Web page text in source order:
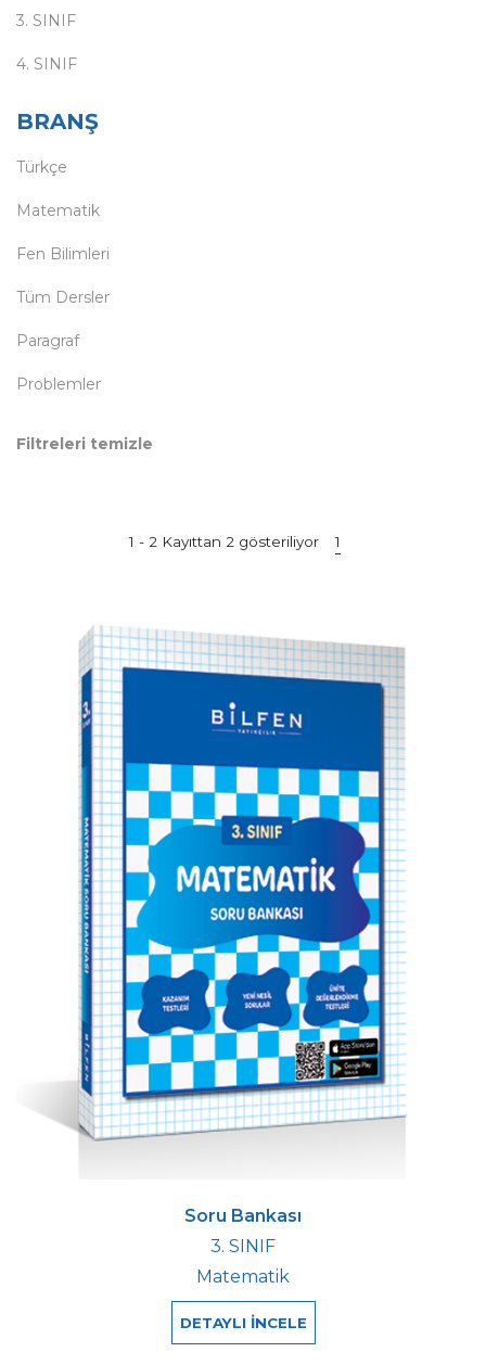
3. SINIF
4. SINIF
BRANŞ
Türkçe
Matematik
Fen Bilimleri
Tüm Dersler
Paragraf
Problemler
Filtreleri temizle
1 - 2 Kayıttan 2 gösteriliyor 1
Soru Bankası
3. SINIF
Matematik
DETAYLI İNCELE